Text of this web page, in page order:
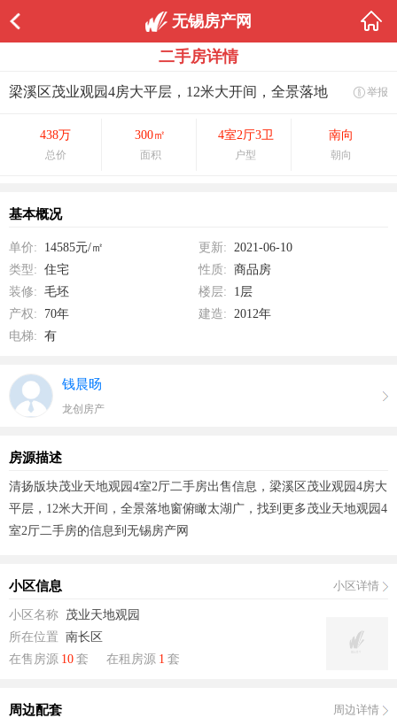
无锡房产网
二手房详情
梁溪区茂业观园4房大平层，12米大开间，全景落地 举报
438万
总价
300㎡
面积
4室2厅3卫
户型
南向
朝向
基本概况
单价: 14585元/㎡ 更新: 2021-06-10
类型: 住宅 性质: 商品房
装修: 毛坯 楼层:
1层
产权:
70年 建造: 2012年
电梯: 有
钱晨旸
龙创房产
房源描述
清扬版块茂业天地观园4室2厅二手房出售信息，梁溪区茂业观园4房大
平层，12米大开间，全景落地窗俯瞰太湖广，找到更多茂业天地观园4
室2厅二手房的信息到无锡房产网
小区信息 小区详情
小区名称 茂业天地观园
所在位置 南长区
在售房源 10 套 在租房源 1 套
周边配套 周边详情